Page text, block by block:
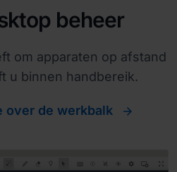
beheer
om apparaten op afstand
u binnen handbereik.
over de werkbalk